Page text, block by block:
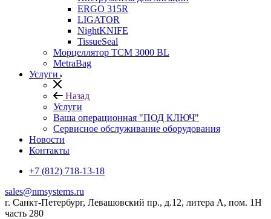
ERGO 315R
LIGATOR
NightKNIFE
TissueSeal
Морцеллятор ТСМ 3000 BL
MetraBag
Услуги
Назад
Услуги
Ваша операционная "ПОД КЛЮЧ"
Сервисное обслуживание оборудования
Новости
Контакты
+7 (812) 718-13-18
sales@nmsystems.ru
г. Санкт-Петербург, Левашовский пр., д.12, литера А, пом. 1Н
часть 280